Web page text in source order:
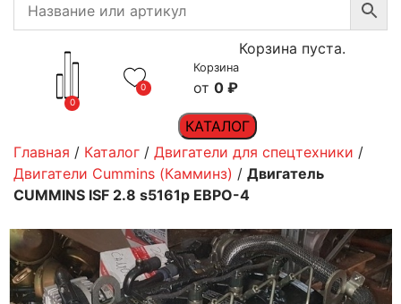
0
0
Корзина
0 ₽
Корзина пуста.
КАТАЛОГ
Главная / Каталог / Двигатели для спецтехники /
Двигатели Cummins (Камминз) / Двигатель
CUMMINS ISF 2.8 s5161р ЕВРО-4